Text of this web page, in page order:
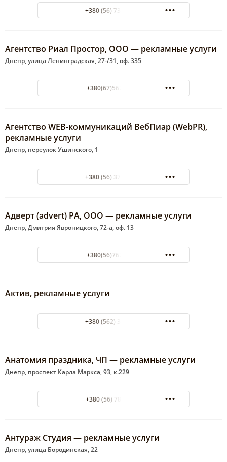
+380 (56) 732-08-06
Агентство Риал Простор, ООО — рекламные услуги
Днепр, улица Ленинградская, 27-/31, оф. 335
+380(67)567-79-31
Агентство WEB-коммуникаций ВебПиар (WebPR),
рекламные услуги
Днепр, переулок Ушинского, 1
+380 (56) 370-30-16
Адверт (advert) РА, ООО — рекламные услуги
Днепр, Дмитрия Явроницкого, 72-а, оф. 13
+380(56)767-16-17
Актив, рекламные услуги
+380 (562) 34-56-08
Анатомия праздника, ЧП — рекламные услуги
Днепр, проспект Карла Маркса, 93, к.229
+380 (56) 785 13 73
Антураж Студия — рекламные услуги
Днепр, улица Бородинская, 22